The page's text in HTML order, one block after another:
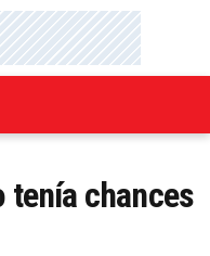
tenía chances